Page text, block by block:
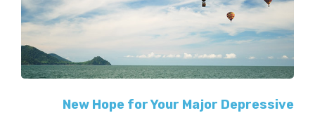
New Hope for Your Major Depressive